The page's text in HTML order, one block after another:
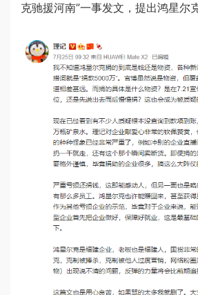
克驰援河南”一事发文，提出鸿星尔